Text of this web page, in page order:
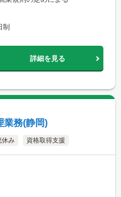
制
詳細を見る
業務(静岡)
休み 資格取得支援